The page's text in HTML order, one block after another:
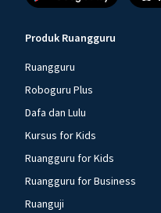
Produk Ruangguru
Ruangguru
Roboguru Plus
Dafa dan Lulu
Kursus for Kids
Ruangguru for Kids
Ruangguru for Business
Ruanguji